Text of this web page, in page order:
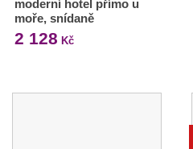
moderní hotel přímo u
moře, snídaně
2 128 Kč